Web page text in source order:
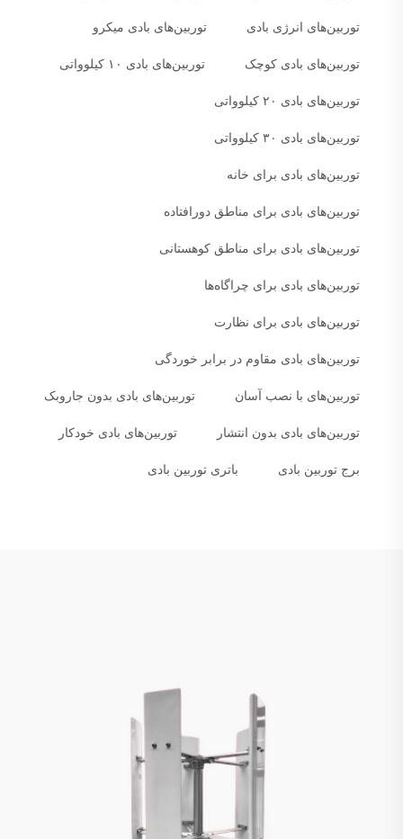
توربین‌های انرژی بادی توربین‌های بادی میکرو
توربین‌های بادی کوچک توربین‌های بادی ۱۰ کیلوواتی
توربین‌های بادی ۲۰ کیلوواتی
توربین‌های بادی ۳۰ کیلوواتی
توربین‌های بادی برای خانه
توربین‌های بادی برای مناطق دورافتاده
توربین‌های بادی برای مناطق کوهستانی
توربین‌های بادی برای چراگاه‌ها
توربین‌های بادی برای نظارت
توربین‌های بادی مقاوم در برابر خوردگی
توربین‌های با نصب آسان توربین‌های بادی بدون جاروبک
توربین‌های بادی بدون انتشار توربین‌های بادی خودکار
برج توربین بادی باتری توربین بادی